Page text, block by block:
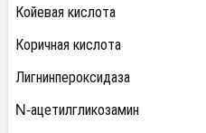
Койевая кислота
Коричная кислота
Лигнинпероксидаза
N-ацетилгликозамин